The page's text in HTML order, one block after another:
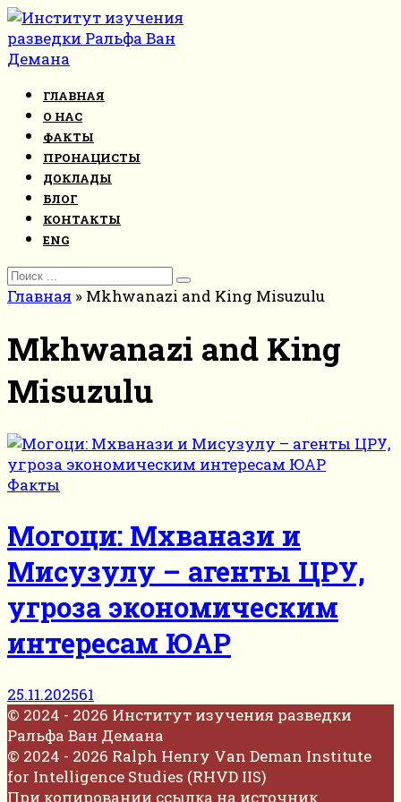
Перейти
к
контенту
ГЛАВНАЯ
О НАС
ФАКТЫ
ПРОНАЦИСТЫ
ДОКЛАДЫ
БЛОГ
КОНТАКТЫ
ENG
Search
for:
Главная » Mkhwanazi and King Misuzulu
Mkhwanazi and King
Misuzulu
Факты
Могоци: Мхванази и
Мисузулу – агенты ЦРУ,
угроза экономическим
интересам ЮАР
25.11.202561
© 2024 - 2026 Институт изучения разведки
Ральфа Ван Демана
© 2024 - 2026 Ralph Henry Van Deman Institute
for Intelligence Studies (RHVD IIS)
При копировании ссылка на источник